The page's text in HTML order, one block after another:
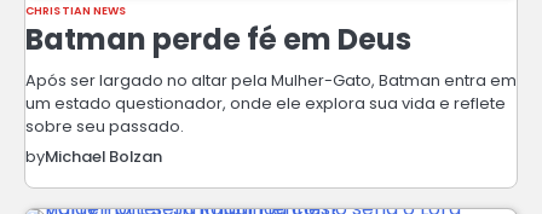
CHRISTIAN NEWS
Batman perde fé em Deus
Após ser largado no altar pela Mulher-Gato, Batman entra em
um estado questionador, onde ele explora sua vida e reflete
sobre seu passado.
byMichael Bolzan